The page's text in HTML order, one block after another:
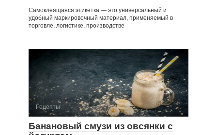
Самоклеящаяся этикетка — это универсальный и
удобный маркировочный материал, применяемый в
торговле, логистике, производстве
Рецепты
Банановый смузи из овсянки с